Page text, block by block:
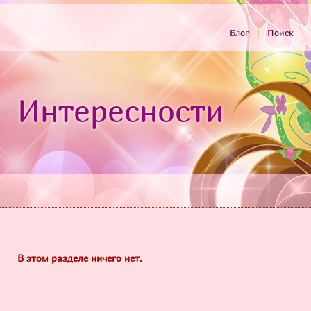
Блог Поиск
Интересности
В этом разделе ничего нет.